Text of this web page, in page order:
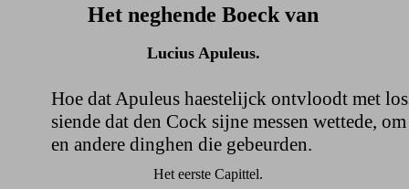
Het neghende Boeck van
Lucius Apuleus.
Hoe dat Apuleus haestelijck ontvloodt met
siende dat den Cock sijne messen wettede,
en andere dinghen die gebeurden.
Het eerste Capittel.